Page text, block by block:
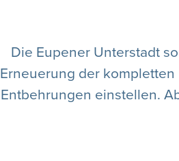
Die Eupener Unterstadt
Erneuerung der
Entbehrungen einstellen.